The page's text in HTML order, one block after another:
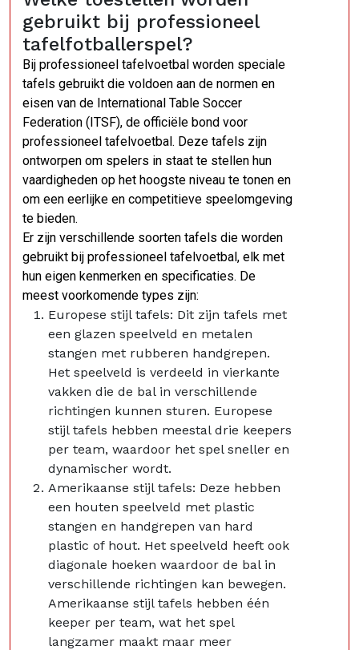
gebruikt bij professioneel
tafelfotballerspel?
Bij professioneel tafelvoetbal worden speciale
tafels gebruikt die voldoen aan de normen en
eisen van de International Table Soccer
Federation (ITSF), de officiële bond voor
professioneel tafelvoetbal. Deze tafels zijn
ontworpen om spelers in staat te stellen hun
vaardigheden op het hoogste niveau te tonen en
om een eerlijke en competitieve speelomgeving
te bieden.
Er zijn verschillende soorten tafels die worden
gebruikt bij professioneel tafelvoetbal, elk met
hun eigen kenmerken en specificaties. De
meest voorkomende types zijn:
Europese stijl tafels: Dit zijn tafels met
een glazen speelveld en metalen
stangen met rubberen handgrepen.
Het speelveld is verdeeld in vierkante
vakken die de bal in verschillende
richtingen kunnen sturen. Europese
stijl tafels hebben meestal drie keepers
per team, waardoor het spel sneller en
dynamischer wordt.
Amerikaanse stijl tafels: Deze hebben
een houten speelveld met plastic
stangen en handgrepen van hard
plastic of hout. Het speelveld heeft ook
diagonale hoeken waardoor de bal in
verschillende richtingen kan bewegen.
Amerikaanse stijl tafels hebben één
keeper per team, wat het spel
langzamer maakt maar meer